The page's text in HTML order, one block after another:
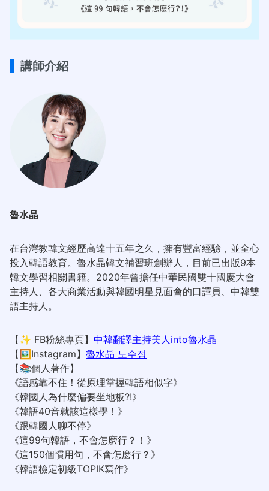
講師介紹
魯水晶
在台灣教韓文經歷高達十五年之久，擁有豐富經驗，並全心
投入韓語教育。魯水晶韓文補習班創辦人，目前已出版9本
韓文學習相關書籍。2020年曾擔任中華民國雙十國慶大會
主持人、各大商業活動與韓國明星見面會的口譯員、中韓雙
語主持人。
【✨ FB粉絲專頁】 中韓翻譯主持美人into魯水晶
【🖼 Instagram】 魯水晶 노수정
【📚個人著作】
《語感靠不住！從原理掌握韓語相似字》
《韓國人為什麼偏要坐地板?!》
《韓語40音就該這樣學！》
《跟韓國人聊不停》
《這99句韓語，不會怎麽行？！》
《這150個慣用句，不會怎麽行？》
《韓語檢定初級TOPIK寫作》